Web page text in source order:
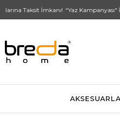
İmkanı! “Yaz Kampanyası"